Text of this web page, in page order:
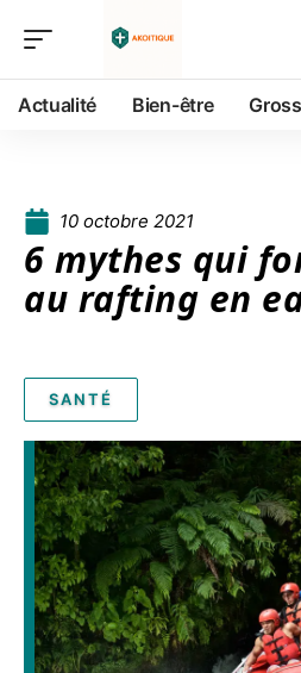
Actualité Bien-être
10 octobre 2021
6 mythes qui
au rafting en
SANTÉ